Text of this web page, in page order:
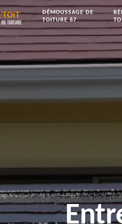
DÉMOUSSAGE DE
TOITURE 67